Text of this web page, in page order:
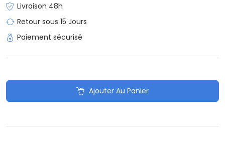
Livraison 48h
Retour sous 15 Jours
Paiement sécurisé
Ajouter Au Panier